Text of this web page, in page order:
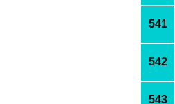
541
542
543